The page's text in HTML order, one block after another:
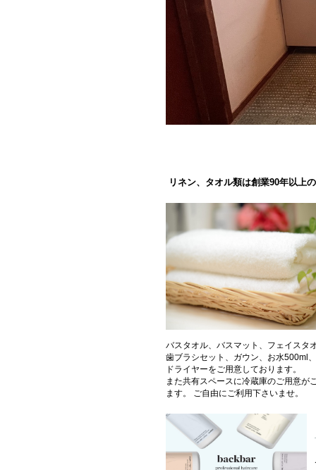
リネン、タオル類は創業90年以上
バスタオル、バスマット、フェイスタ
歯ブラシセット、ガウン、お水500ml
ドライヤーをご用意しております。
また共有スペースに冷蔵庫のご用意が
ます。 ご自由にご利用下さいませ。